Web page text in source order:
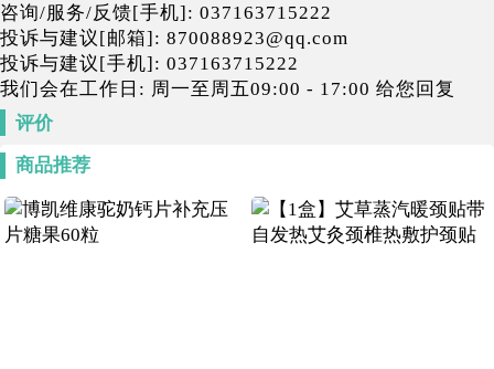
咨询/服务/反馈[手机]: 037163715222
投诉与建议[邮箱]: 870088923@qq.com
投诉与建议[手机]: 037163715222
我们会在工作日: 周一至周五09:00 - 17:00 给您回复
评价
商品推荐